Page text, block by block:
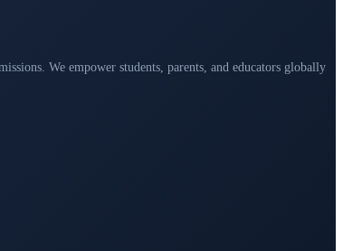
We empower students, parents, and educators globally